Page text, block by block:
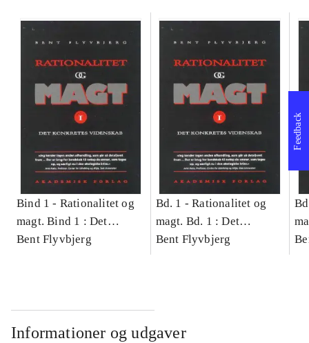
Bind 1 - Rationalitet og
magt. Bind 1 : Det
konkretes videnskab
Bent Flyvbjerg
Bd. 1 -Rationalitet og
magt. Bd. 1 : Det
konkretes videnskab
Bent Flyvbjerg
Informationer og udgaver
Feedback